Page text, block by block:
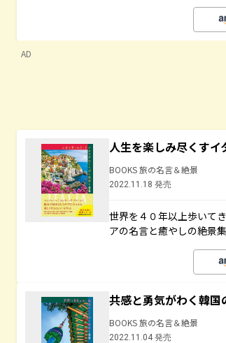
AD
人生を楽しみ尽くすイ
BOOKS 旅の名言＆絶景
2022.11.18 発売
世界を４０年以上歩いて
アの名言と癒やしの絶景集
共感と勇気がわく韓国
BOOKS 旅の名言＆絶景
2022.11.04 発売